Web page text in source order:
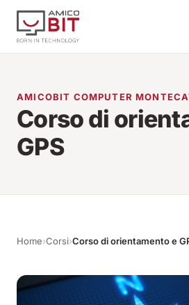
Salta al contenuto
AMICOBIT COMPUTER
Corso di
GPS
Home›Corsi›Corso di orientamento e